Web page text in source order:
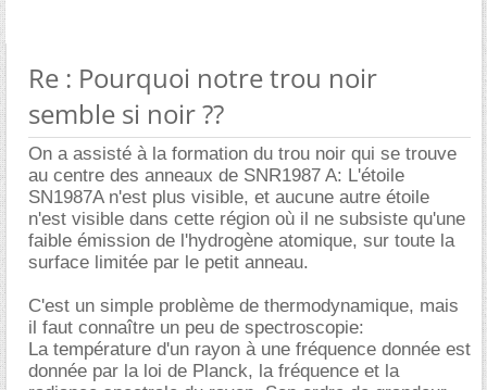
Re : Pourquoi notre trou noir
semble si noir ??
On a assisté à la formation du trou noir qui se trouve
au centre des anneaux de SNR1987 A: L'étoile
SN1987A n'est plus visible, et aucune autre étoile
n'est visible dans cette région où il ne subsiste qu'une
faible émission de l'hydrogène atomique, sur toute la
surface limitée par le petit anneau.
C'est un simple problème de thermodynamique, mais
il faut connaître un peu de spectroscopie:
La température d'un rayon à une fréquence donnée est
donnée par la loi de Planck, la fréquence et la